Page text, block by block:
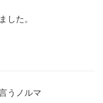
した。
うノルマ